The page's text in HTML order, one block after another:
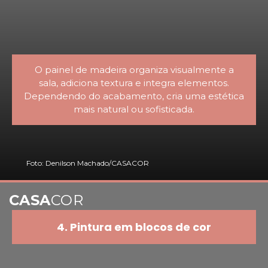
O painel de madeira organiza visualmente a
sala, adiciona textura e integra elementos.
Dependendo do acabamento, cria uma estética
mais natural ou sofisticada.
Foto: Denilson Machado/CASACOR
4. Pintura em blocos de cor
CASACOR